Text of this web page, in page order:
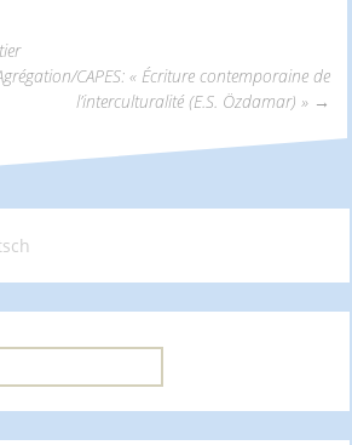
CAPES: « Écriture contemporaine de
l’interculturalité (E.S. Özdamar) » →